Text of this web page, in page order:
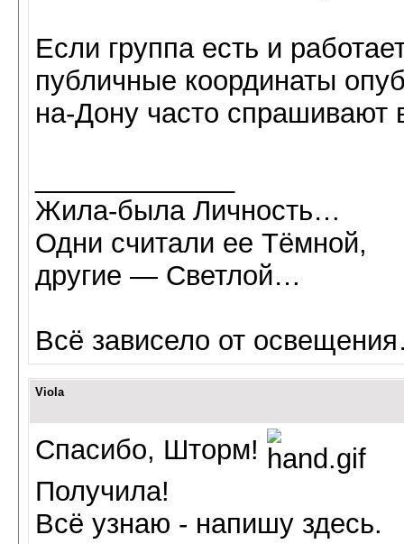
Если группа есть и
публичные координаты
на-Дону часто спрашивают
Жила-была Личность…
Одни считали ее Тёмной,
другие — Светлой…
Всё зависело от
Viola
Спасибо, Шторм!
Получила!
Всё узнаю - напишу здесь.